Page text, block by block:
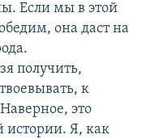
Если мы в этой
она даст на
получить,
к
это
истории. Я, как